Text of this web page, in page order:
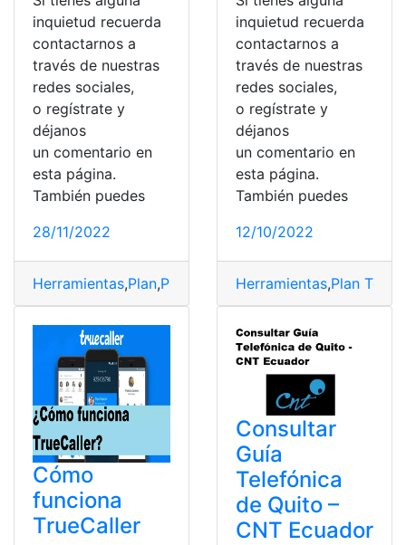
inquietud recuerda
contactarnos a
través de nuestras
redes sociales,
o regístrate y
déjanos
un comentario en
esta página.
También puedes
28/11/2022
Herramientas,Plan,Plan Telefónico,planes,SMS,
inquietud recuerda
contactarnos a
través de nuestras
redes sociales,
o regístrate y
déjanos
un comentario en
esta página.
También puedes
12/10/2022
Herramientas,Plan
Cómo
funciona
TrueCaller
Consultar
Guía
Telefónica
de Quito –
CNT Ecuador